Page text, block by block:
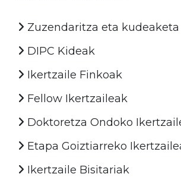
Zuzendaritza eta kudeaketa
DIPC Kideak
Ikertzaile Finkoak
Fellow Ikertzaileak
Doktoretza Ondoko
Etapa Goiztiarreko
Ikertzaile Bisitariak